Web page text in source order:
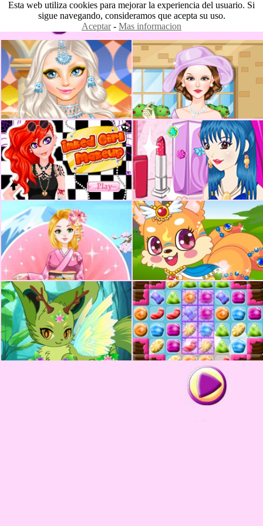
Esta web utiliza cookies para mejorar la experiencia del usuario. Si
sigue navegando, consideramos que acepta su uso.
Aceptar- Mas informacion